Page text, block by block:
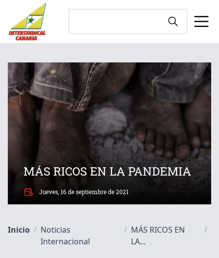
MÁS RICOS EN LA PANDEMIA
Jueves, 16 de septiembre de 2021
Inicio / Noticias
Internacional
/ MÁS RICOS EN
LA...
/